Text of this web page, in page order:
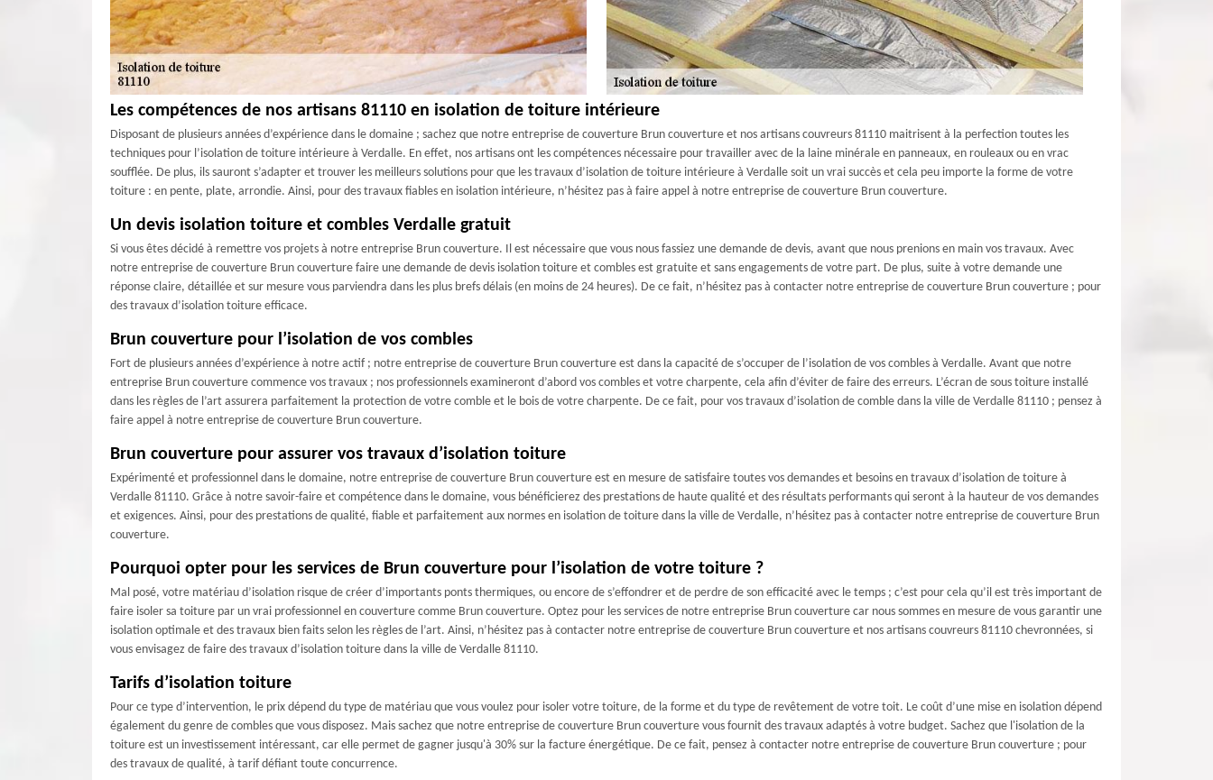
Les compétences de nos artisans 81110 en isolation de toiture intérieure
Disposant de plusieurs années d’expérience dans le domaine ; sachez que notre entreprise de couverture Brun couverture et nos artisans couvreurs 81110 maitrisent à la perfection toutes les
techniques pour l’isolation de toiture intérieure à Verdalle. En effet, nos artisans ont les compétences nécessaire pour travailler avec de la laine minérale en panneaux, en rouleaux ou en vrac
soufflée. De plus, ils sauront s’adapter et trouver les meilleurs solutions pour que les travaux d’isolation de toiture intérieure à Verdalle soit un vrai succès et cela peu importe la forme de votre
toiture : en pente, plate, arrondie. Ainsi, pour des travaux fiables en isolation intérieure, n’hésitez pas à faire appel à notre entreprise de couverture Brun couverture.
Un devis isolation toiture et combles Verdalle gratuit
Si vous êtes décidé à remettre vos projets à notre entreprise Brun couverture. Il est nécessaire que vous nous fassiez une demande de devis, avant que nous prenions en main vos travaux. Avec
notre entreprise de couverture Brun couverture faire une demande de devis isolation toiture et combles est gratuite et sans engagements de votre part. De plus, suite à votre demande une
réponse claire, détaillée et sur mesure vous parviendra dans les plus brefs délais (en moins de 24 heures). De ce fait, n’hésitez pas à contacter notre entreprise de couverture Brun couverture ; pour
des travaux d’isolation toiture efficace.
Brun couverture pour l’isolation de vos combles
Fort de plusieurs années d’expérience à notre actif ; notre entreprise de couverture Brun couverture est dans la capacité de s’occuper de l’isolation de vos combles à Verdalle. Avant que notre
entreprise Brun couverture commence vos travaux ; nos professionnels examineront d’abord vos combles et votre charpente, cela afin d’éviter de faire des erreurs. L’écran de sous toiture installé
dans les règles de l’art assurera parfaitement la protection de votre comble et le bois de votre charpente. De ce fait, pour vos travaux d’isolation de comble dans la ville de Verdalle 81110 ; pensez à
faire appel à notre entreprise de couverture Brun couverture.
Brun couverture pour assurer vos travaux d’isolation toiture
Expérimenté et professionnel dans le domaine, notre entreprise de couverture Brun couverture est en mesure de satisfaire toutes vos demandes et besoins en travaux d’isolation de toiture à
Verdalle 81110. Grâce à notre savoir-faire et compétence dans le domaine, vous bénéficierez des prestations de haute qualité et des résultats performants qui seront à la hauteur de vos demandes
et exigences. Ainsi, pour des prestations de qualité, fiable et parfaitement aux normes en isolation de toiture dans la ville de Verdalle, n’hésitez pas à contacter notre entreprise de couverture Brun
couverture.
Pourquoi opter pour les services de Brun couverture pour l’isolation de votre toiture ?
Mal posé, votre matériau d’isolation risque de créer d’importants ponts thermiques, ou encore de s’effondrer et de perdre de son efficacité avec le temps ; c’est pour cela qu’il est très important de
faire isoler sa toiture par un vrai professionnel en couverture comme Brun couverture. Optez pour les services de notre entreprise Brun couverture car nous sommes en mesure de vous garantir une
isolation optimale et des travaux bien faits selon les règles de l’art. Ainsi, n’hésitez pas à contacter notre entreprise de couverture Brun couverture et nos artisans couvreurs 81110 chevronnées, si
vous envisagez de faire des travaux d’isolation toiture dans la ville de Verdalle 81110.
Tarifs d’isolation toiture
Pour ce type d’intervention, le prix dépend du type de matériau que vous voulez pour isoler votre toiture, de la forme et du type de revêtement de votre toit. Le coût d’une mise en isolation dépend
également du genre de combles que vous disposez. Mais sachez que notre entreprise de couverture Brun couverture vous fournit des travaux adaptés à votre budget. Sachez que l'isolation de la
toiture est un investissement intéressant, car elle permet de gagner jusqu'à 30% sur la facture énergétique. De ce fait, pensez à contacter notre entreprise de couverture Brun couverture ; pour
des travaux de qualité, à tarif défiant toute concurrence.